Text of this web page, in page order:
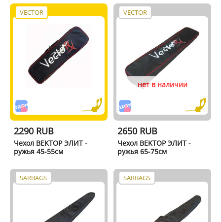
VECTOR
2290 RUB
Чехол BEKTОР ЭЛИТ -
ружья 45-55см
VECTOR
нет в наличии
2650 RUB
Чехол BEKTОР ЭЛИТ -
ружья 65-75см
SARBAGS SARBAGS